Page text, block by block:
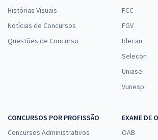
Histórias Visuais
Notícias de Concursos
Questões de Concurso
FCC
FGV
Idecan
Selecon
Uniase
Vunesp
CONCURSOS POR PROFISSÃO
Concursos Administrativos
EXAME DE
OAB